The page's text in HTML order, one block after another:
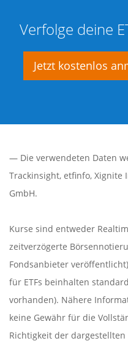
Verfolge deine
Jetzt kostenlos
— Die verwendeten Daten
Trackinsight, etfinfo, Xignite
GmbH.
Kurse sind entweder
zeitverzögerte
Fondsanbieter
für ETFs beinhalten
vorhanden). Nähere
keine Gewähr für die
Richtigkeit der